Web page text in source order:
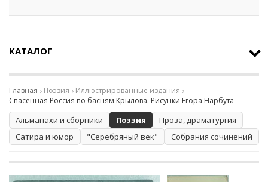
КАТАЛОГ
Главная Поэзия
Иллюстрированные издания
Спасенная Россия по басням Крылова. Рисунки Егора Нарбута
Альманахи и сборники Поэзия
Проза, драматургия
Сатира и юмор
"Серебряный век" Собрания сочинений